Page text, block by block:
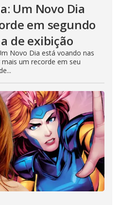
Um Novo Dia
em segundo
de exibição
Novo Dia está voando nas
um recorde em seu